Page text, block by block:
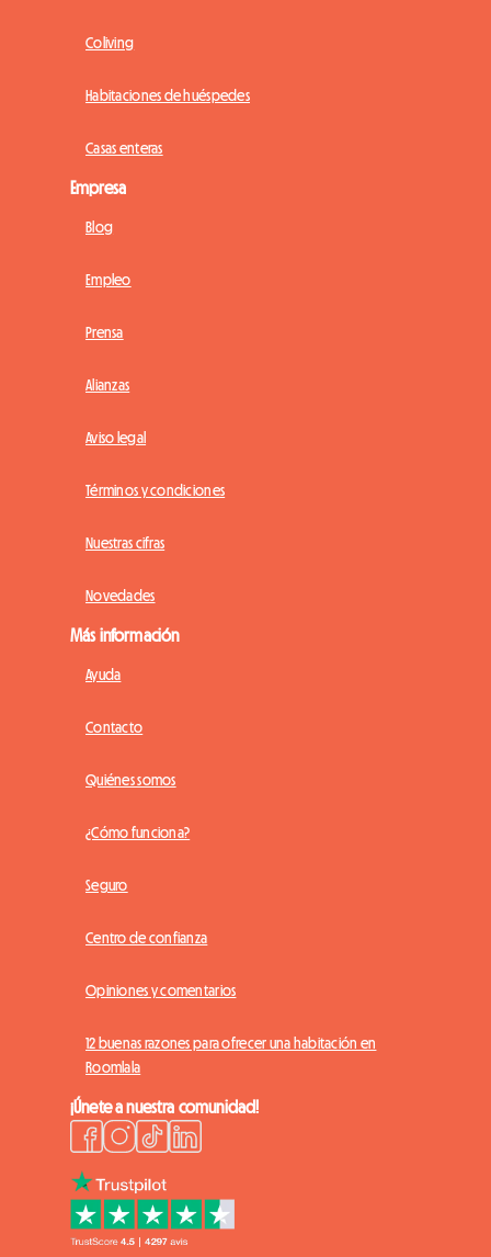
Coliving
Habitaciones de huéspedes
Casas enteras
Empresa
Blog
Empleo
Prensa
Alianzas
Aviso legal
Términos y condiciones
Nuestras cifras
Novedades
Más información
Ayuda
Contacto
Quiénes somos
¿Cómo funciona?
Seguro
Centro de confianza
Opiniones y comentarios
12 buenas razones para ofrecer una habitación en
Roomlala
¡Únete a nuestra comunidad!